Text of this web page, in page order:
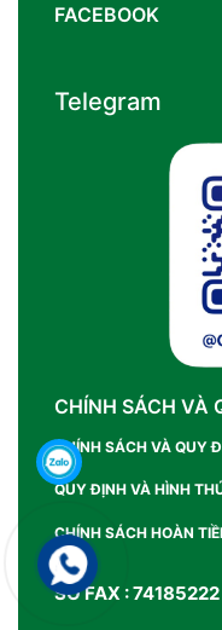
FACEBOOK
Telegram
CHÍNH SÁCH VÀ
CHÍNH SÁCH VÀ QUY
QUY ĐỊNH VÀ HÌNH
CHÍNH SÁCH HOÀN
SỐ FAX : 74185222